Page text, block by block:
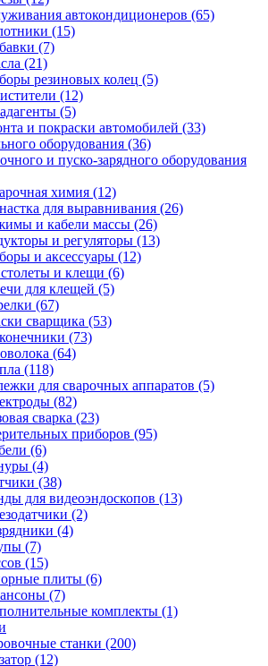
автокондиционеров (65)
(15)
(7)
(21)
резиновых колец (5)
(12)
(5)
и покраски автомобилей (33)
оборудования (36)
и пуско-зарядного оборудования
химия (12)
для выравнивания (26)
и кабели массы (26)
и регуляторы (13)
и аксессуары (12)
и клещи (6)
для клещей (5)
(67)
сварщика (53)
(73)
(64)
(118)
для сварочных аппаратов (5)
(82)
сварка (23)
приборов (95)
(6)
(4)
(38)
для видеоэндоскопов (13)
(2)
(4)
(7)
(15)
плиты (6)
(7)
комплекты (1)
станки (200)
(12)